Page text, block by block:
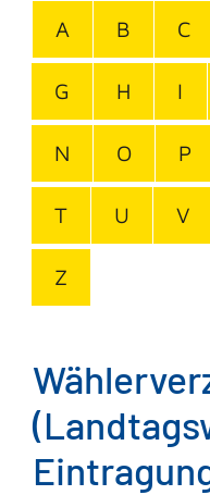
A B C
G H I
N O P
T U V
Z